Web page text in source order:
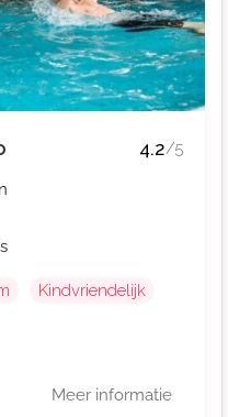
4.2/5
Kindvriendelijk
Meer informatie